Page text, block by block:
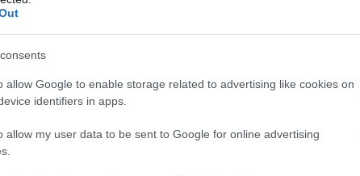
allow Google to enable storage related to advertising like cookies on
identifiers in apps.
allow my user data to be sent to Google for online advertising
különösen, ha figyelembe
gyakran jelentős műszakpótlékkal jár, míg a
ingyenes vagy erősen támogatott céges
A legtöbb helyen a munkaruha és a